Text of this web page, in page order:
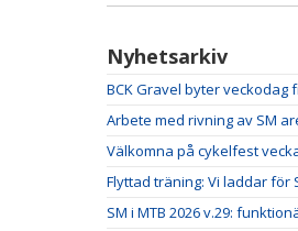
Nyhetsarkiv
BCK Gravel byter veckodag
Arbete med rivning av SM
Välkomna på cykelfest
Flyttad träning: Vi laddar för
SM i MTB 2026 v.29: